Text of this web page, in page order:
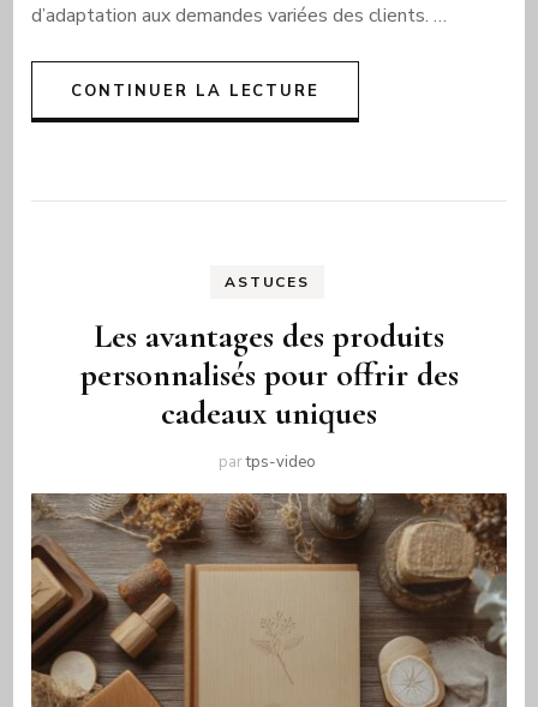
d’adaptation aux demandes variées des clients. …
CONTINUER LA LECTURE
ASTUCES
Les avantages des produits
personnalisés pour offrir des
cadeaux uniques
partps-video